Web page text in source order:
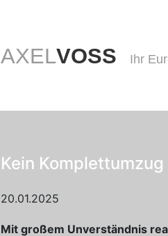
AXELVOSS Ihr
Kein
20.01.2025
Mit großem Unverständnis